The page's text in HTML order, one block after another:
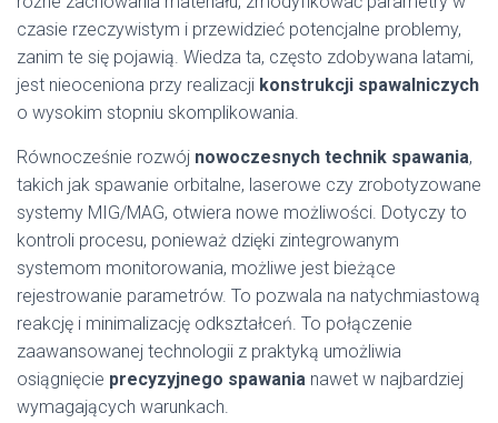
czasie rzeczywistym i przewidzieć potencjalne problemy,
zanim te się pojawią. Wiedza ta, często zdobywana latami,
jest nieoceniona przy realizacji konstrukcji spawalniczych
o wysokim stopniu skomplikowania.
Równocześnie rozwój nowoczesnych technik spawania,
takich jak spawanie orbitalne, laserowe czy zrobotyzowane
systemy MIG/MAG, otwiera nowe możliwości. Dotyczy to
kontroli procesu, ponieważ dzięki zintegrowanym
systemom monitorowania, możliwe jest bieżące
rejestrowanie parametrów. To pozwala na natychmiastową
reakcję i minimalizację odkształceń. To połączenie
zaawansowanej technologii z praktyką umożliwia
osiągnięcie precyzyjnego spawania nawet w najbardziej
wymagających warunkach.